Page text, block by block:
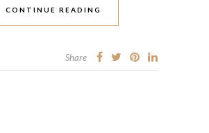
CONTINUE READING
Share